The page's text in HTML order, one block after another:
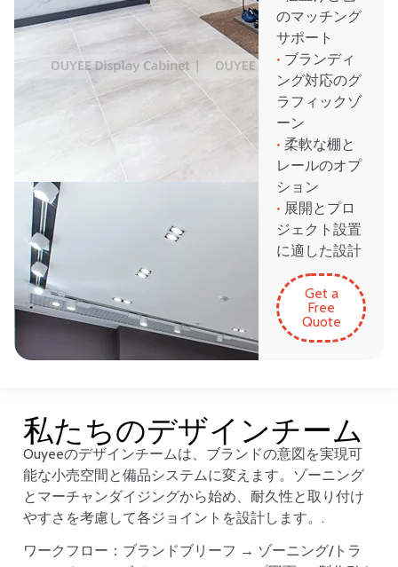
のマッチング
サポート
• ブランディ
ング対応のグ
ラフィックゾ
ーン
• 柔軟な棚と
レールのオプ
ション
• 展開とプロ
ジェクト設置
に適した設計
Get a
Free
Quote
私たちのデザインチーム
Ouyeeのデザインチームは、ブランドの意図を実現可
能な小売空間と備品システムに変えます。ゾーニング
とマーチャンダイジングから始め、耐久性と取り付け
やすさを考慮して各ジョイントを設計します。.
ワークフロー：ブランドブリーフ → ゾーニング/トラ